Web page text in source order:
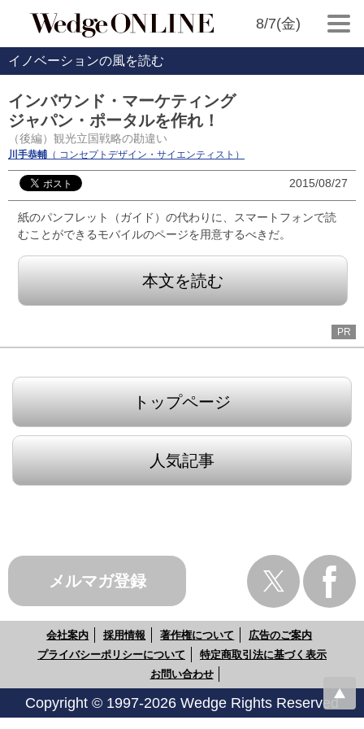
8/7(金)
イノベーションの風を読む
インバウンド・マーケティング
ジャパン・ポータルを作れ！
（後編）観光立国戦略の勘違い
川手恭輔 （ コンセプトデザイン・サイエンティスト）
2015/08/27
紙のパンフレット（ガイド）の代わりに、スマートフォンで読
むことができるモバイルのページを用意するべきだ。
本文を読む
PR
トップページ
人気記事
メルマガ登録
会社案内 採用情報 著作権について
広告のご案内
プライバシーポリシーについて
特定商取引法に基づく表示
お問い合わせ
Copyright © 1997-2026 Wedge Rights Reserved